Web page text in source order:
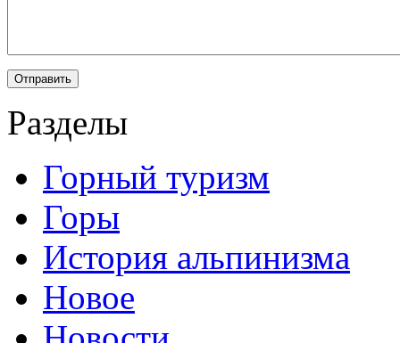
Разделы
Горный туризм
Горы
История альпинизма
Новое